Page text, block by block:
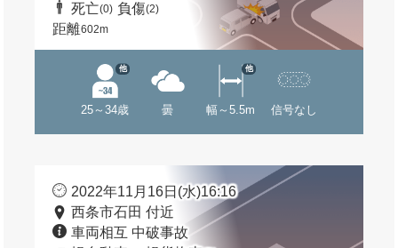
死亡(0) 負傷(2)
距離602m
25～34歳
他
曇 幅～5.5m
他
信号なし
2022年11月16日(水)16:16
西条市石田 付近
車両相互 中破事故